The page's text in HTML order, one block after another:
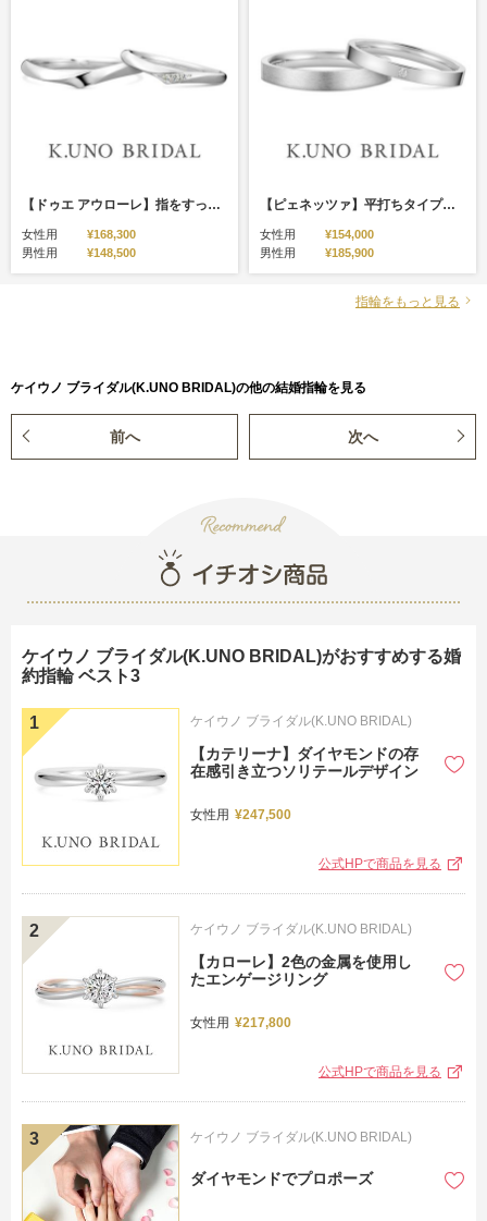
【ドゥエ アウローレ】指をすっきりと美しく見せてくれるシルエット
女性用
¥168,300
男性用
¥148,500
【ピェネッツァ】平打ちタイプでストレートラインのシンプルなマリッジリング
女性用
¥154,000
男性用
¥185,900
指輪をもっと見る
ケイウノ ブライダル(K.UNO BRIDAL)の他の結婚指輪を見る
前へ 次へ
ケイウノ ブライダル(K.UNO BRIDAL)がおすすめする婚
約指輪 ベスト3
ケイウノ ブライダル(K.UNO BRIDAL)
【カテリーナ】ダイヤモンドの存
在感引き立つソリテールデザイン
女性用 ¥247,500
公式HPで商品を見る
ケイウノ ブライダル(K.UNO BRIDAL)
【カローレ】2色の金属を使用し
たエンゲージリング
女性用 ¥217,800
公式HPで商品を見る
ケイウノ ブライダル(K.UNO BRIDAL)
ダイヤモンドでプロポーズ